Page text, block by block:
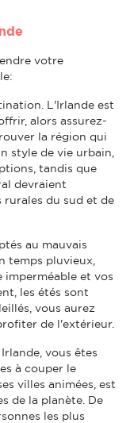
votre
L'Irlande est
alors assurez-
la région qui
style de vie urbain,
tandis que
devraient
rurales du sud et de
au mauvais
temps pluvieux,
et vos
les étés sont
vous aurez
de l'extérieur.
vous êtes
à couper le
villes animées, est
de la planète. De
les plus